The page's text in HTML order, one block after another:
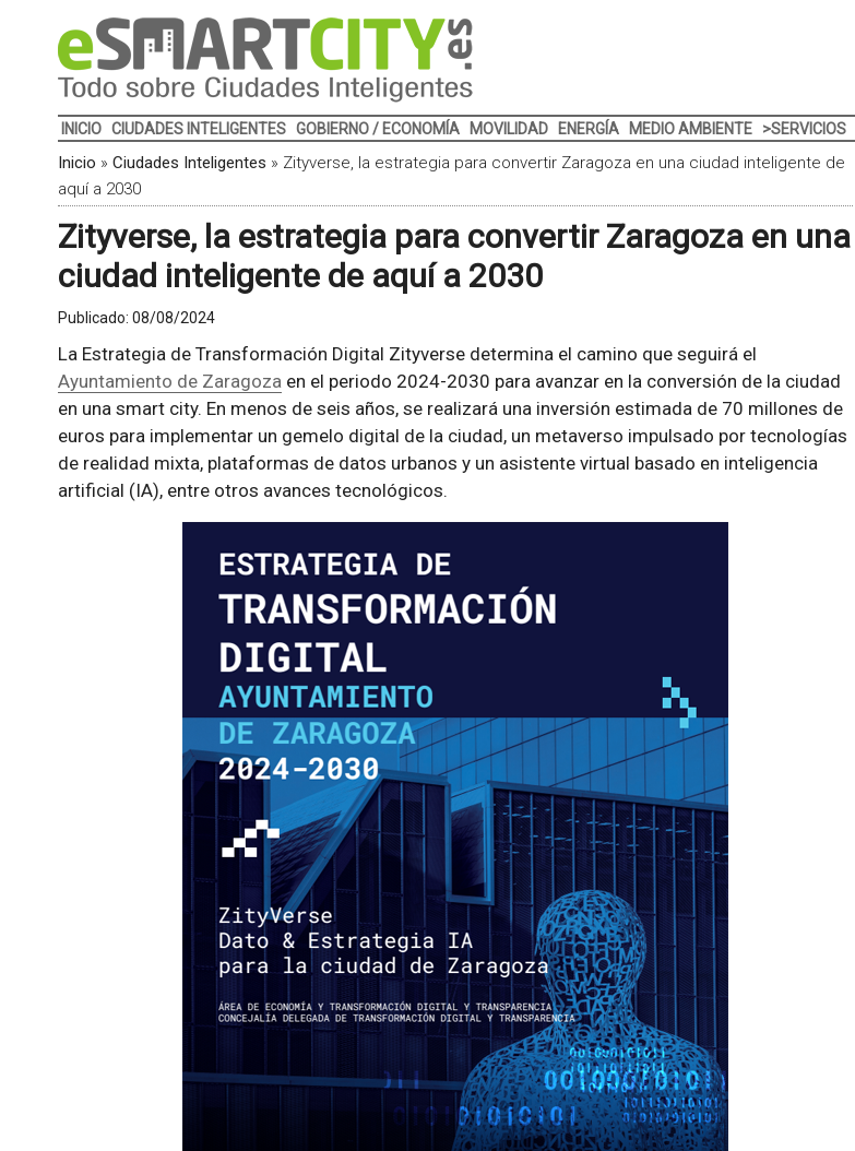
INICIO CIUDADES INTELIGENTES GOBIERNO / ECONOMÍA MOVILIDAD ENERGÍA MEDIO AMBIENTE >SERVICIOS
Inicio » Ciudades Inteligentes » Zityverse, la estrategia para convertir Zaragoza en una ciudad inteligente de
aquí a 2030
Zityverse, la estrategia para convertir Zaragoza en una
ciudad inteligente de aquí a 2030
Publicado: 08/08/2024
La Estrategia de Transformación Digital Zityverse determina el camino que seguirá el
Ayuntamiento de Zaragozaen el periodo 2024-2030 para avanzar en la conversión de la ciudad
en una smart city. En menos de seis años, se realizará una inversión estimada de 70 millones de
euros para implementar un gemelo digital de la ciudad, un metaverso impulsado por tecnologías
de realidad mixta, plataformas de datos urbanos y un asistente virtual basado en inteligencia
artificial (IA), entre otros avances tecnológicos.